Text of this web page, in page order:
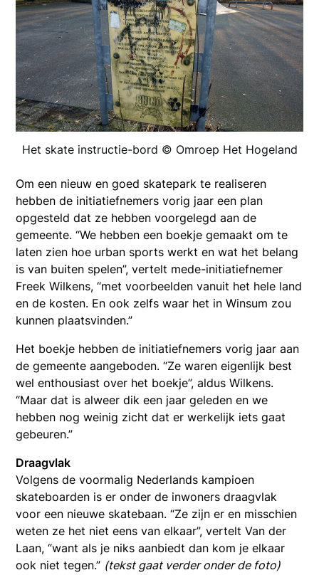
Het skate instructie-bord © Omroep Het Hogeland
Om een nieuw en goed skatepark te realiseren
hebben de initiatiefnemers vorig jaar een plan
opgesteld dat ze hebben voorgelegd aan de
gemeente. “We hebben een boekje gemaakt om te
laten zien hoe urban sports werkt en wat het belang
is van buiten spelen”, vertelt mede-initiatiefnemer
Freek Wilkens, “met voorbeelden vanuit het hele land
en de kosten. En ook zelfs waar het in Winsum zou
kunnen plaatsvinden.”
Het boekje hebben de initiatiefnemers vorig jaar aan
de gemeente aangeboden. “Ze waren eigenlijk best
wel enthousiast over het boekje”, aldus Wilkens.
“Maar dat is alweer dik een jaar geleden en we
hebben nog weinig zicht dat er werkelijk iets gaat
gebeuren.”
Draagvlak
Volgens de voormalig Nederlands kampioen
skateboarden is er onder de inwoners draagvlak
voor een nieuwe skatebaan. “Ze zijn er en misschien
weten ze het niet eens van elkaar”, vertelt Van der
Laan, “want als je niks aanbiedt dan kom je elkaar
ook niet tegen.” (tekst gaat verder onder de foto)